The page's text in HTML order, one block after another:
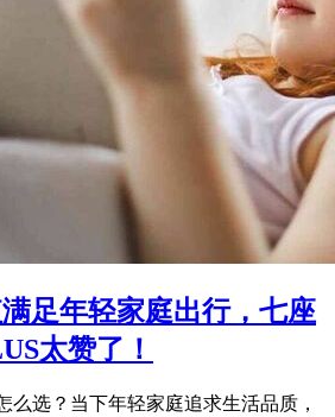
足年轻家庭出行，七座
太赞了！
么选？当下年轻家庭追求生活品质，